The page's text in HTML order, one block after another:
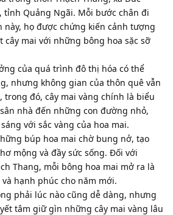
tỉnh Quảng Ngãi. Mỗi bước chân đi
này, họ được chứng kiến cảnh tượng
cây mai với những bông hoa sặc sỡ
của quá trình đô thị hóa có thể
nhưng không gian của thôn quê vẫn
đó, cây mai vàng chính là biểu
nhà đến những con đường nhỏ,
với sắc vàng của hoa mai.
búp hoa mai chờ bung nở, tạo
mộng và đầy sức sống. Đối với
Thang, mỗi bông hoa mai mở ra là
hạnh phúc cho năm mới.
phải lúc nào cũng dễ dàng, nhưng
tâm giữ gìn những cây mai vàng lâu